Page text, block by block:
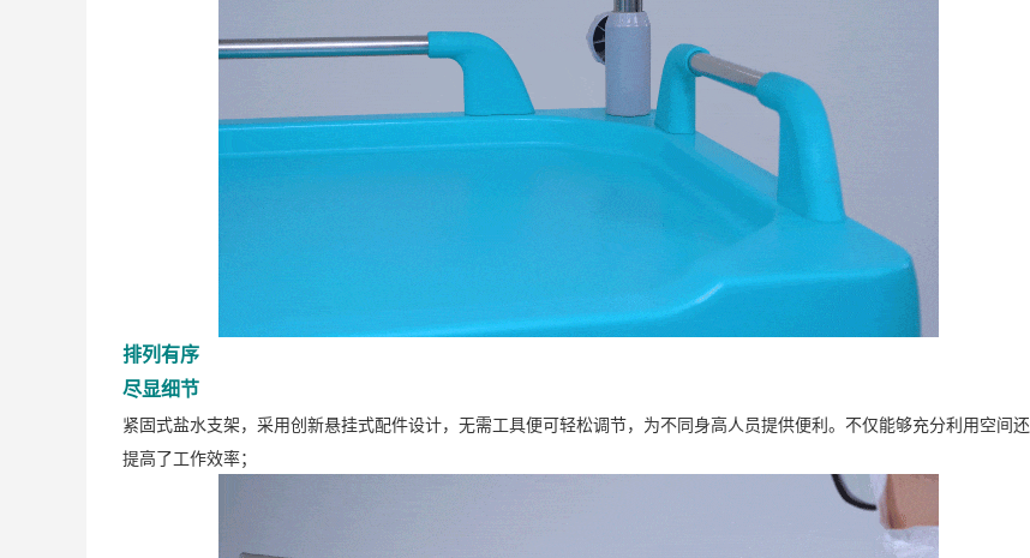
排列有序
尽显细节
紧固式盐水支架，采用创新悬挂式配件设计，无需工具便可轻松调节，为不同身高人员提供便利。不仅能够充分利用空间还
提高了工作效率；